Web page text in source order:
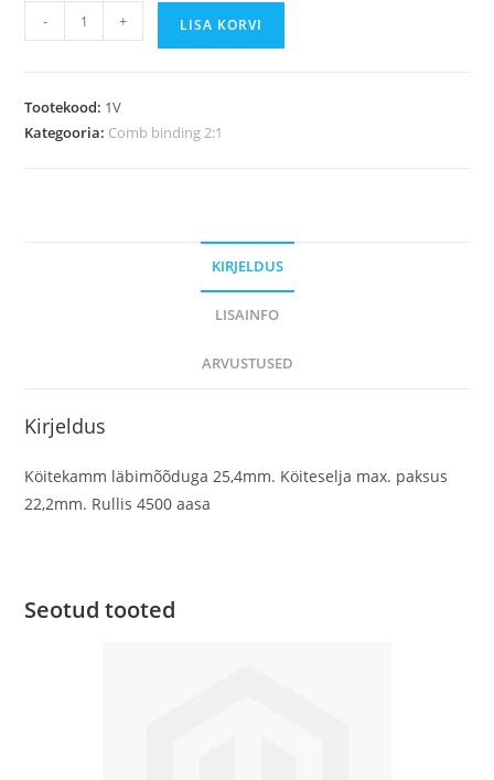
Metallist
köitekamm
(4500
- + LISA KORVI
Tootekood: 1V
Kategooria: Comb binding 2:1
KIRJELDUS
LISAINFO
ARVUSTUSED
Kirjeldus
Köitekamm läbimõõduga 25,4mm. Köiteselja max. paksus
22,2mm. Rullis 4500 aasa
Seotud tooted